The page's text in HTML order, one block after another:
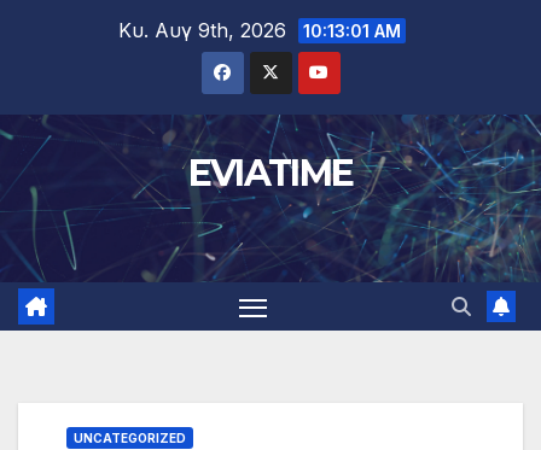
Κυ. Αυγ 9th, 2026 10:13:02 AM
EVIATIME
UNCATEGORIZED